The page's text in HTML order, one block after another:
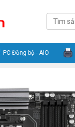
PC Đồng bộ - AIO